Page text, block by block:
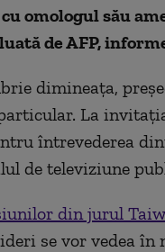
omologul său
de AFP,
dimineaţa,
La
întrevederea
de televiziune
din jurul
se vor vedea